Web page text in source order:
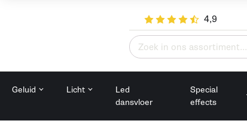
4,9
Zoeken
naar:
Geluid Licht
Led
dansvloer
Special
effects